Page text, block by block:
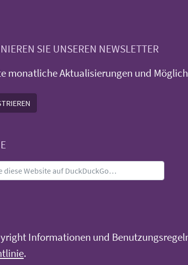
SIE UNSEREN NEWSLETTER
monatliche Aktualisierungen und
Informationen und
.